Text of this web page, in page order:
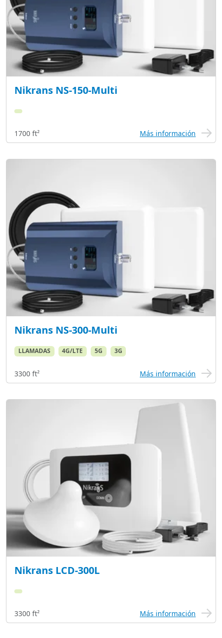
Nikrans NS-150-Multi
1700 ft² Más información
Nikrans NS-300-Multi
LLAMADAS 4G/LTE 5G 3G
3300 ft² Más información
Nikrans LCD-300L
3300 ft² Más información